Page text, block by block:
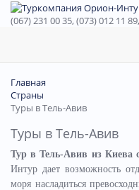
(067) 231 00 35, (073) 012 11 89,
Главная
Страны
Туры в Тель-Авив
Туры в Тель-Авив
Тур в Тель-Авив из Киева
Интур дает возможность
моря насладиться